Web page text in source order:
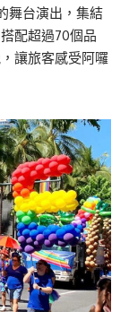
舞台演出，集結
配超過70個品
讓旅客感受阿囉